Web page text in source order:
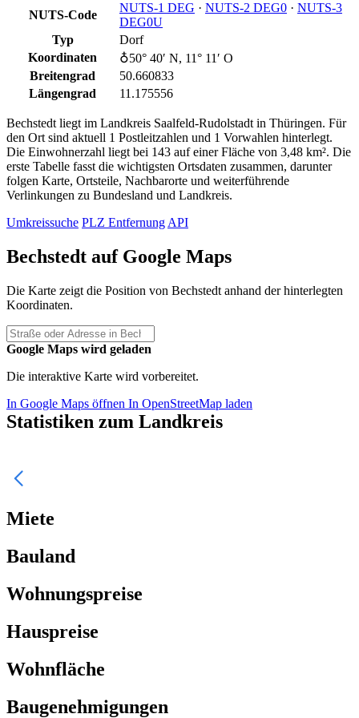
NUTS-Code
NUTS‑1 DEG · NUTS‑2 DEG0 · NUTS‑3
DEG0U
Typ
Dorf
Koordinaten
♁50° 40′ N, 11° 11′ O
Breitengrad
50.660833
Längengrad
11.175556
Bechstedt liegt im Landkreis Saalfeld-Rudolstadt in Thüringen. Für
den Ort sind aktuell 1 Postleitzahlen und 1 Vorwahlen hinterlegt.
Die Einwohnerzahl liegt bei 143 auf einer Fläche von 3,48 km². Die
erste Tabelle fasst die wichtigsten Ortsdaten zusammen, darunter
folgen Karte, Ortsteile, Nachbarorte und weiterführende
Verlinkungen zu Bundesland und Landkreis.
Umkreissuche PLZ EntfernungAPI
Bechstedt auf Google Maps
Die Karte zeigt die Position von Bechstedt anhand der hinterlegten
Koordinaten.
Google Maps wird geladen
Die interaktive Karte wird vorbereitet.
In Google Maps öffnen In OpenStreetMap laden
Statistiken zum Landkreis
Miete
Bauland
Wohnungspreise
Hauspreise
Wohnfläche
Baugenehmigungen